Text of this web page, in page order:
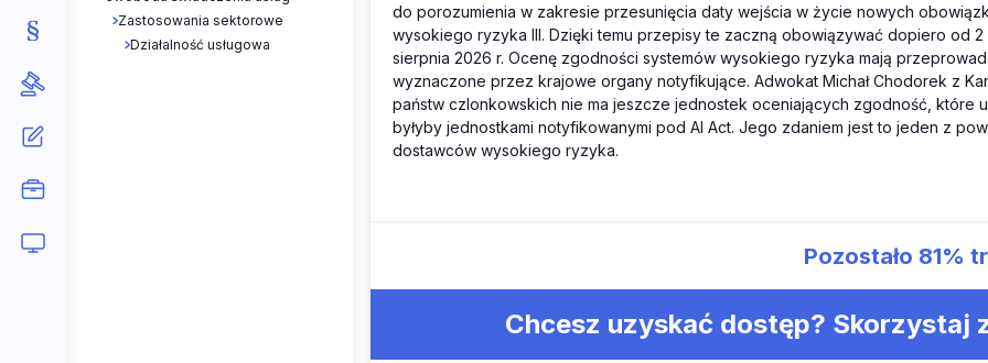
Zastosowania sektorowe
Działalność usługowa
do porozumienia w zakresie przesunięcia daty wejścia w życie nowych
wysokiego ryzyka III. Dzięki temu przepisy te zaczną obowiązywać dopiero od
sierpnia 2026 r. Ocenę zgodności systemów wysokiego ryzyka mają
wyznaczone przez krajowe organy notyfikujące. Adwokat Michał Chodorek z
państw czlonkowskich nie ma jeszcze jednostek oceniających zgodność, które
byłyby jednostkami notyfikowanymi pod AI Act. Jego zdaniem jest to jeden z
dostawców wysokiego ryzyka.
Pozostało 81%
Chcesz uzyskać dostęp? Skorzystaj